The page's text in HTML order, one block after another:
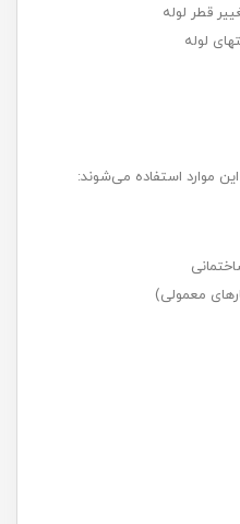
این موارد استفاده می‌شوند:
معمولی)